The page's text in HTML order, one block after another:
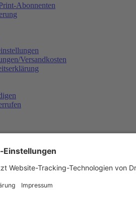
Abonnenten
Versandkosten
Der Artikel wurde in